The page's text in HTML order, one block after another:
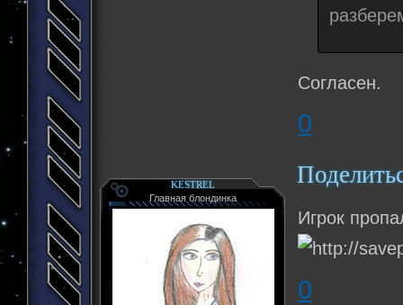
Согласен.
0
KESTREL
Главная блондинка
Игрок
0